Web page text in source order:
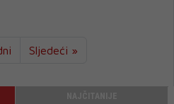
Sljedeći »